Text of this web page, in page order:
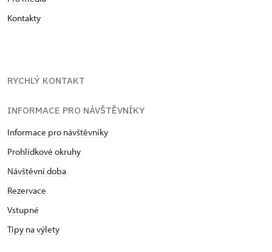
Kontakty
RYCHLÝ KONTAKT
INFORMACE PRO NÁVŠTĚVNÍKY
Informace pro návštěvníky
Prohlídkové okruhy
Návštěvní doba
Rezervace
Vstupné
Tipy na výlety